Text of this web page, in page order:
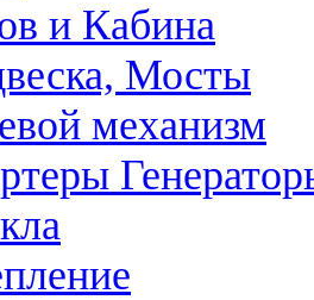
и Кабина
Мосты
механизм